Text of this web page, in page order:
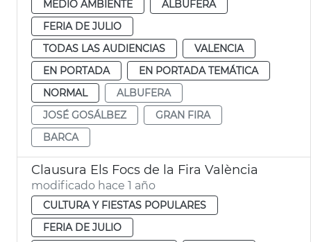
MEDIO AMBIENTE
ALBUFERA
FERIA DE JULIO
TODAS LAS AUDIENCIAS
VALENCIA
EN PORTADA
EN PORTADA TEMÁTICA
NORMAL
ALBUFERA
JOSÉ GOSÁLBEZ
GRAN FIRA
BARCA
Clausura Els Focs de la Fira València
modificado hace 1 año
CULTURA Y FIESTAS POPULARES
FERIA DE JULIO